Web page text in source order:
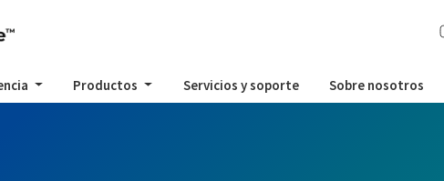
Productos Servicios y soporte Sobre nosotros